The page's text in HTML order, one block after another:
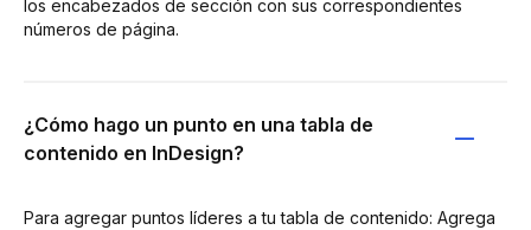
los encabezados de sección con sus correspondientes
números de página.
¿Cómo hago un punto en una tabla de
contenido en InDesign?
Para agregar puntos líderes a tu tabla de contenido: Agrega